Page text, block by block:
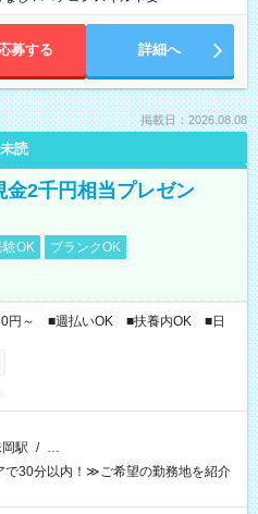
募する 詳細へ
掲載日：2026.08.08
未読
2千円相当プレゼン
験OK
ブランクOK
円～ ■週払いOK ■扶養内OK ■日
駅 / …
30分以内！≫ご希望の勤務地を紹介